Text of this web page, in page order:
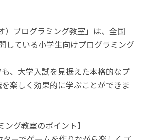
）プログラミング教室」は、全国
している小学生向けプログラミング
、大学入試を見据えた本格的なプ
楽しく効果的に学ぶことができま
ング教室のポイント】